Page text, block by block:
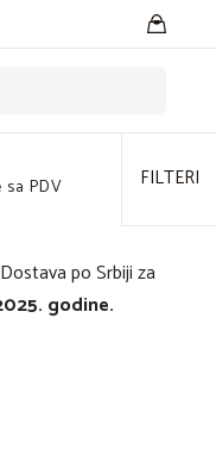
FILTERI
sa PDV
sa PDV
po Srbiji za
godine.